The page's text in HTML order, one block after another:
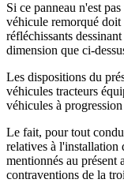
Si ce panneau n'est
véhicule remorqué
réfléchissants
dimension que ci-
Les dispositions du
véhicules tracteurs
véhicules à
Le fait, pour tout
relatives à l'installation
mentionnés au présent
contraventions de la